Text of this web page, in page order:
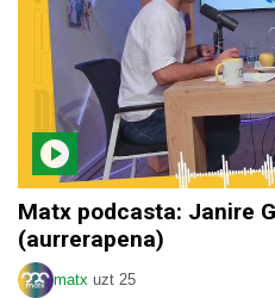
Matx podcasta: Janire
(aurrerapena)
matx uzt 25